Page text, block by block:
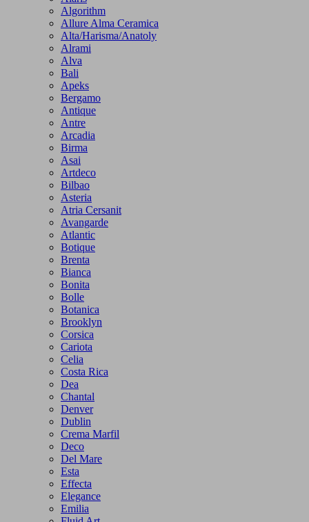
Algorithm
Allure Alma Ceramica
Alta/Harisma/Anatoly
Alrami
Alva
Bali
Apeks
Bergamo
Antique
Antre
Arcadia
Birma
Asai
Artdeco
Bilbao
Asteria
Atria Cersanit
Avangarde
Atlantic
Botique
Brenta
Bianca
Bonita
Bolle
Botanica
Brooklyn
Corsica
Cariota
Celia
Costa Rica
Dea
Chantal
Denver
Dublin
Crema Marfil
Deco
Del Mare
Esta
Effecta
Elegance
Emilia